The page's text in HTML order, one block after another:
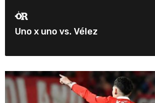
Uno x uno vs. Vélez